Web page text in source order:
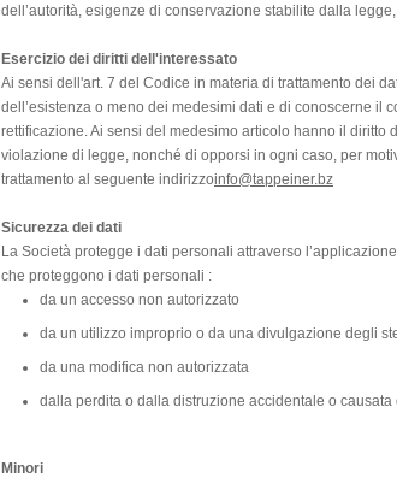
dell’autorità, esigenze di conservazione stabilite dalla
Esercizio dei diritti dell'interessato
Ai sensi dell'art. 7 del Codice in materia di trattamento dei
dell’esistenza o meno dei medesimi dati e di conoscerne il
rettificazione. Ai sensi del medesimo articolo hanno il
violazione di legge, nonché di opporsi in ogni caso, per
trattamento al seguente indirizzoinfo@tappeiner.bz
Sicurezza dei dati
La Società protegge i dati personali attraverso
che proteggono i dati personali :
da un accesso non autorizzato
da un utilizzo improprio o da una divulgazione degli
da una modifica non autorizzata
dalla perdita o dalla distruzione accidentale o causata
Minori